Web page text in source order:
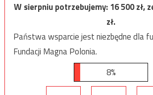
W sierpniu potrzebujemy:16 500zł,
zł.
Państwa wsparcie jest niezbędne dla
Fundacji Magna Polonia.
8%